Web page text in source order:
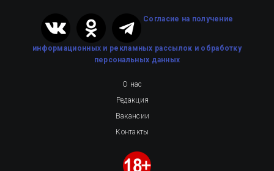
Cогласие на получение
информационных и рекламных рассылок и обработку
персональных данных
О нас
Редакция
Вакансии
Контакты